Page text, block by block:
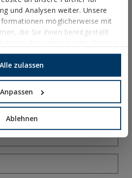
und Analysen weiter. Unsere
möglicherweise mit
die Sie ihnen bereitgestellt
Alle zulassen
Anpassen
Ablehnen
AUSBILDUNG
bietet Ihnen spezifische und
zu den verschiedenen
die Welt der Befestigungen:
chemische Befestigungen,
Durchführung von
usw.